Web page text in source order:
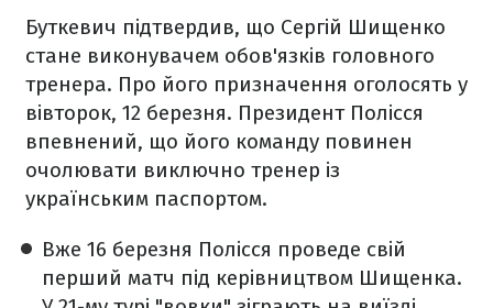
Буткевич підтвердив, що Сергій Шищенко
стане виконувачем обов'язків головного
тренера. Про його призначення оголосять у
вівторок, 12 березня. Президент Полісся
впевнений, що його команду повинен
очолювати виключно тренер із
українським паспортом.
Вже 16 березня Полісся проведе свій
перший матч під керівництвом Шищенка.